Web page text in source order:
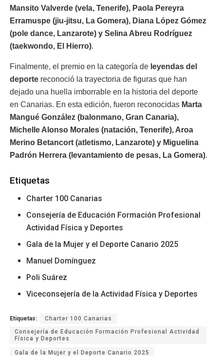
Mansito Valverde (vela, Tenerife), Paola Pereyra
Erramuspe (jiu-jitsu, La Gomera), Diana López Gómez
(pole dance, Lanzarote) y Selina Abreu Rodríguez
(taekwondo, El Hierro).
Finalmente, el premio en la categoría de leyendas del
deporte reconoció la trayectoria de figuras que han
dejado una huella imborrable en la historia del deporte
en Canarias. En esta edición, fueron reconocidas Marta
Mangué González (balonmano, Gran Canaria),
Michelle Alonso Morales (natación, Tenerife), Aroa
Merino Betancort (atletismo, Lanzarote) y Miguelina
Padrón Herrera (levantamiento de pesas, La Gomera).
Etiquetas
Charter 100 Canarias
Consejería de Educación Formación Profesional
Actividad Física y Deportes
Gala de la Mujer y el Deporte Canario 2025
Manuel Domínguez
Poli Suárez
Viceconsejería de la Actividad Física y Deportes
Etiquetas:
Charter 100 Canarias
Consejería de Educación Formación Profesional Actividad
Física y Deportes
Gala de la Mujer y el Deporte Canario 2025